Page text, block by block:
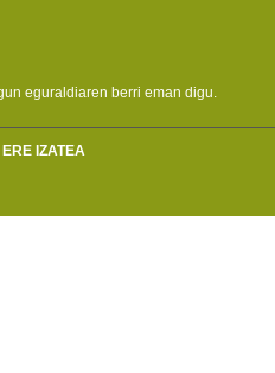
eguraldiaren berri eman digu.
IZATEA